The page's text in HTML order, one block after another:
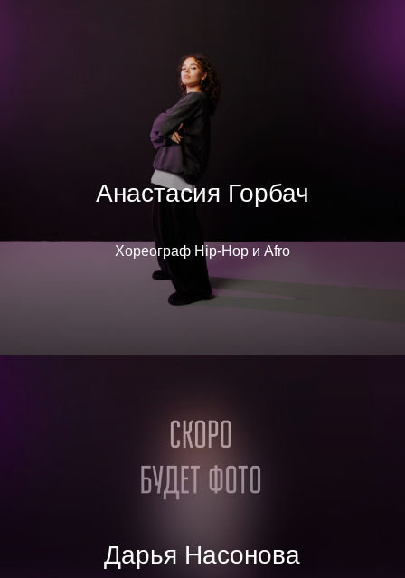
Анастасия Горбач
Хореограф Hip-Hop и Afro
Дарья Насонова